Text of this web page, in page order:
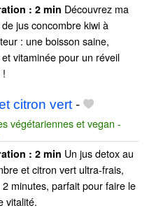
: 2 min Découvrez ma
jus concombre kiwi à
: une boisson saine,
vitaminée pour un réveil
citron vert -
végétariennes et vegan -
: 2 min Un jus detox au
et citron vert ultra-frais,
minutes, parfait pour faire le
vitalité.